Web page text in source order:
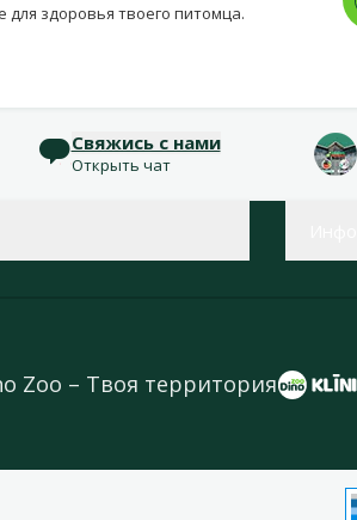
для здоровья твоего питомца.
Свяжись с нами
Открыть чат
Zoo – Твоя территория